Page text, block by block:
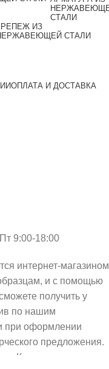
СТАЛИ
ИЗ
СТАЛИ
ОПЛАТА И ДОСТАВКА
9:00-18:00
интернет-магазином
и с помощью
получить у
по нашим
при оформлении
предложения.
Копирование